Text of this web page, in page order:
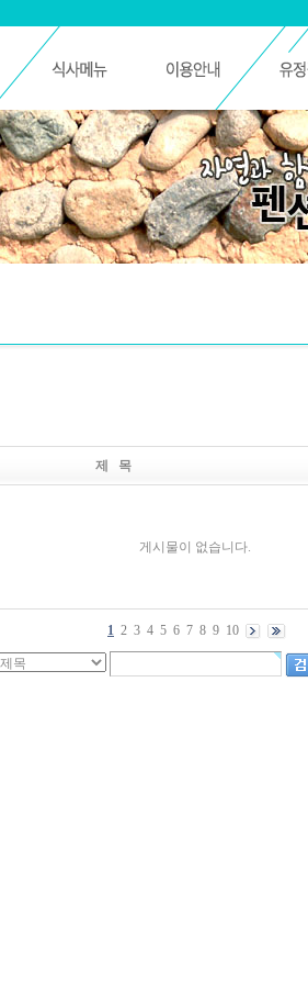
제 목
게시물이 없습니다.
1 2 3 4 5 6 7 8 9 10